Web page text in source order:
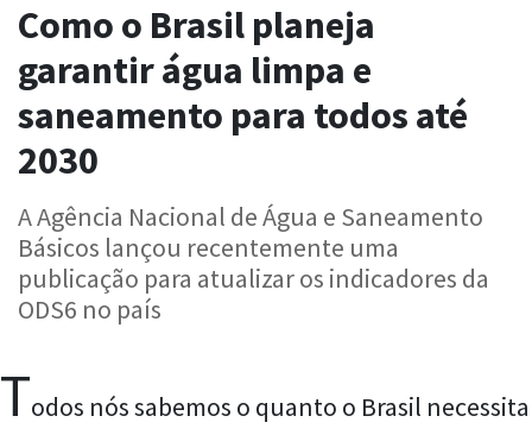
Como o Brasil planeja
garantir água limpa e
saneamento para todos até
2030
A Agência Nacional de Água e Saneamento
Básicos lançou recentemente uma
publicação para atualizar os indicadores da
ODS6 no país
Todos nós sabemos o quanto o Brasil necessita